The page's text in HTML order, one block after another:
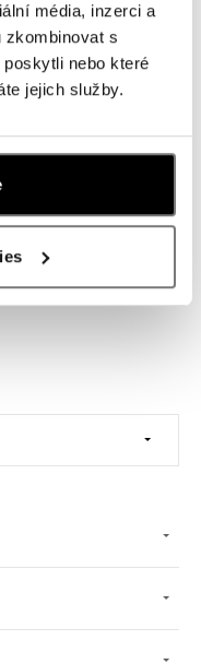
média, inzerci a
zkombinovat s
nebo které
jejich služby.
uvedenia na
PRIHLÁSENIE